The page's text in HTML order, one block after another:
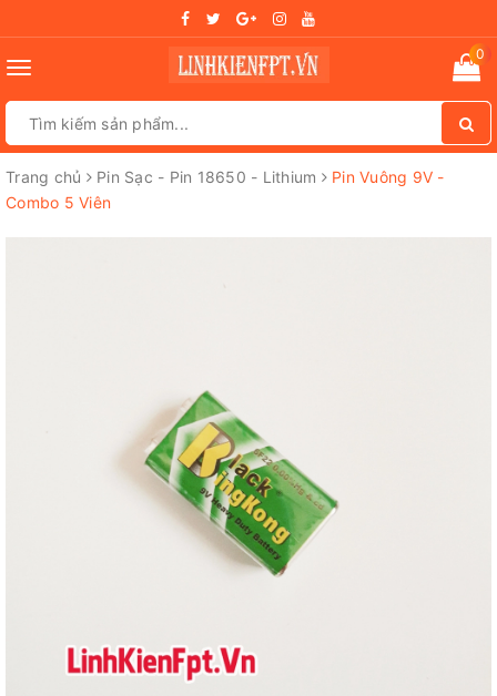
Toggle
0
Trang chủ Pin Sạc - Pin 18650 - Lithium
Pin Vuông 9V -
Combo 5 Viên